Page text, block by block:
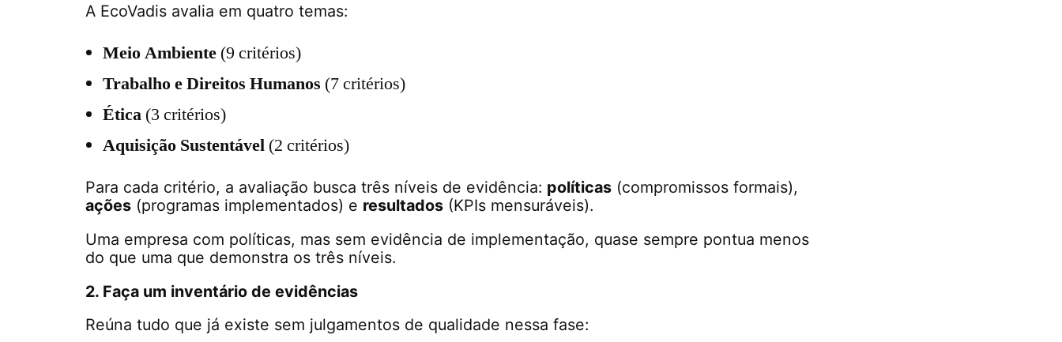
A EcoVadis avalia em quatro temas:
Meio Ambiente (9 critérios)
Trabalho e Direitos Humanos (7 critérios)
Ética (3 critérios)
Aquisição Sustentável (2 critérios)
Para cada critério, a avaliação busca três níveis de evidência: políticas (compromissos formais),
ações (programas implementados) e resultados (KPIs mensuráveis).
Uma empresa com políticas, mas sem evidência de implementação, quase sempre pontua menos
do que uma que demonstra os três níveis.
2. Faça um inventário de evidências
Reúna tudo que já existe sem julgamentos de qualidade nessa fase: